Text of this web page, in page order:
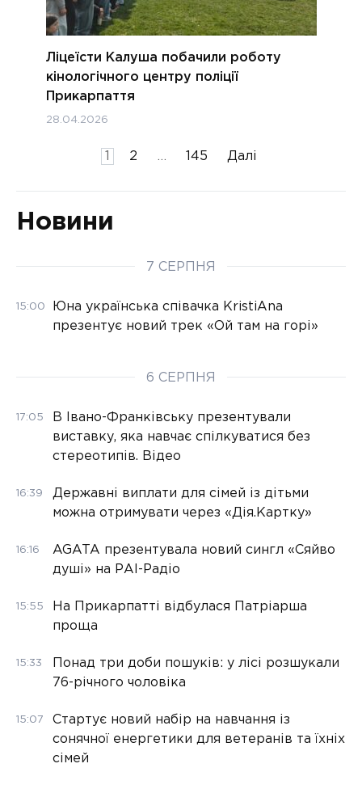
Ліцеїсти Калуша побачили роботу
кінологічного центру поліції
Прикарпаття
28.04.2026
2 … 145 Далі
Новини
7 СЕРПНЯ
15:00
Юна українська співачка KristiAna
презентує новий трек «Ой там на горі»
6 СЕРПНЯ
17:05
В Івано-Франківську презентували
виставку, яка навчає спілкуватися без
стереотипів. Відео
16:39
Державні виплати для сімей із дітьми
можна отримувати через «Дія.Картку»
16:16
AGATA презентувала новий сингл «Сяйво
душі» на РАІ-Радіо
15:55
На Прикарпатті відбулася Патріарша
проща
15:33
Понад три доби пошуків: у лісі розшукали
76-річного чоловіка
15:07
Стартує новий набір на навчання із
сонячної енергетики для ветеранів та їхніх
сімей